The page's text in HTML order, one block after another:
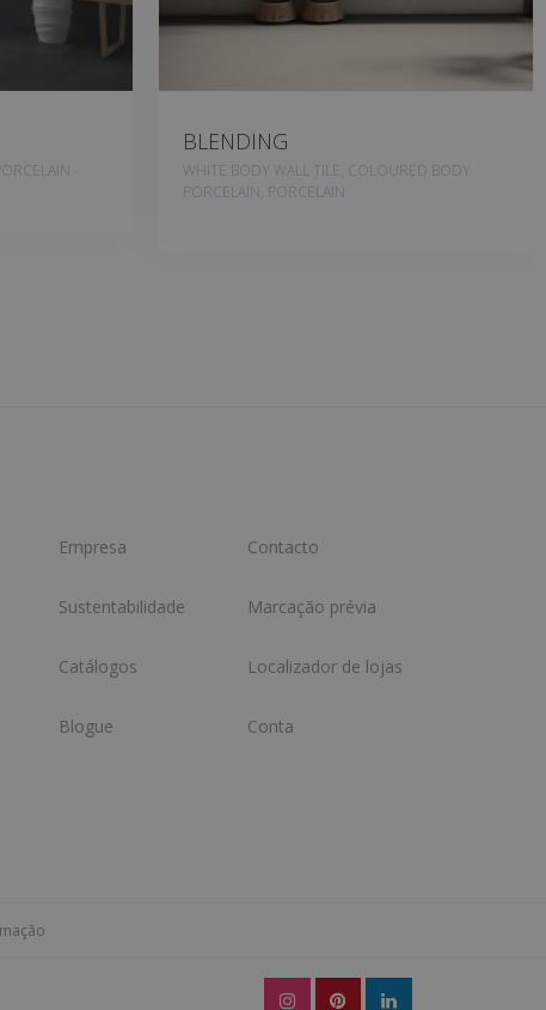
BLENDING
WHITE BODY WALL TILE, COLOURED BODY
PORCELAIN, PORCELAIN
Empresa
Sustentabilidade
Catálogos
Blogue
Contacto
Marcação prévia
Localizador de lojas
Conta